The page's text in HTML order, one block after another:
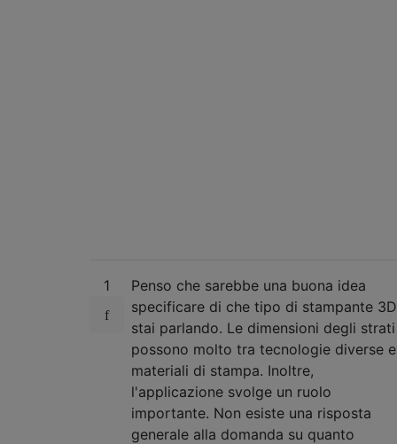
1
Penso che sarebbe una buona idea
specificare di che tipo di stampante 3D
stai parlando. Le dimensioni degli strati
possono molto tra tecnologie diverse e
materiali di stampa. Inoltre,
l'applicazione svolge un ruolo
importante. Non esiste una risposta
generale alla domanda su quanto